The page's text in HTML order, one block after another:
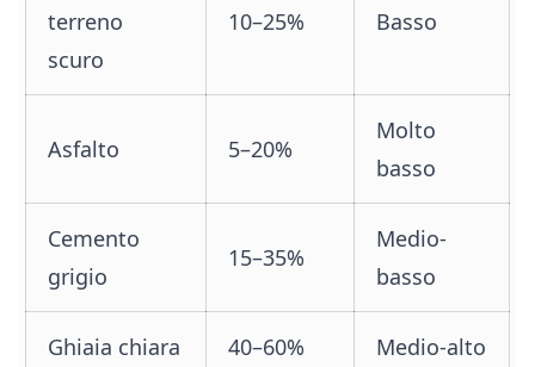
terreno
scuro
10–25% Basso
Asfalto 5–20%
Molto
basso
Cemento
grigio
15–35%
Medio-
basso
Ghiaia chiara 40–60% Medio-alto